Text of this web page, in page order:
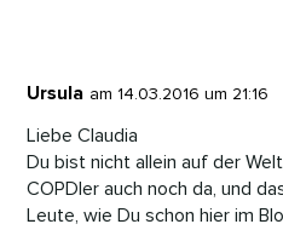
Ursula am 14.03.2016 um 21:16
Liebe Claudia
Du bist nicht allein auf der
COPDler auch noch da, und
Leute, wie Du schon hier im